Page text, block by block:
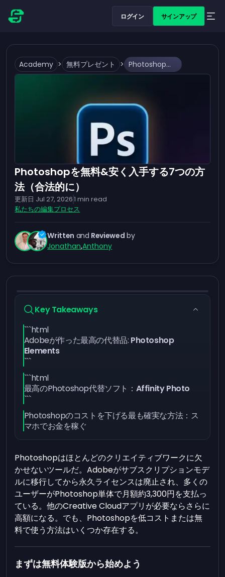
ログイン サインアップ
Academy > 無料プレゼント > Photoshopを無料&安く入手する7つの方法（合法的に）
Photoshopを無料&安く入手する7つの方
法（合法的に）
更新日 Jul 27, 20261 min read
私たちの編集プロセス
Written and Reviewed by
Jonathan,Anthony
Key Takeaways
```html
Adobeが作った最高の代替品: Photoshop
Elements
```
```html
最高のPhotoshop代替ソフト： Affinity Photo
```
Photoshopのコストを下げる最も確実な方法：ス
マホでお金を稼ぐ
Photoshopはほとんどのクリエイティブワークに欠
かせないツールだ。Adobeがサブスクリプションモデ
ルに移行してから永久ライセンスは廃止され、多くの
ユーザーがPhotoshop単体で月額約3,300円を支払っ
ている。他のCreative Cloudアプリが必要ならさらに
高額になる。でも、Photoshopを低コストまたは無
料で使う方法はいくつか存在する。
まずは無料体験版から始めよう